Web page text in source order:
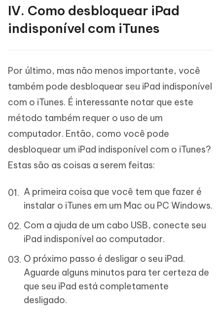
IV. Como desbloquear iPad
indisponível com iTunes
Por último, mas não menos importante, você
também pode desbloquear seu iPad indisponível
com o iTunes. É interessante notar que este
método também requer o uso de um
computador. Então, como você pode
desbloquear um iPad indisponível com o iTunes?
Estas são as coisas a serem feitas:
A primeira coisa que você tem que fazer é
instalar o iTunes em um Mac ou PC Windows.
Com a ajuda de um cabo USB, conecte seu
iPad indisponível ao computador.
O próximo passo é desligar o seu iPad.
Aguarde alguns minutos para ter certeza de
que seu iPad está completamente
desligado.